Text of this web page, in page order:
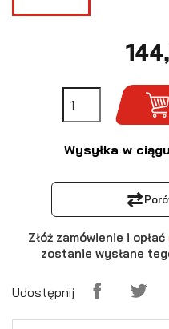
Wysyłka w ciągu
⇄
Złóż zamówienie i opłać
zostanie wysłane
Udostępnij